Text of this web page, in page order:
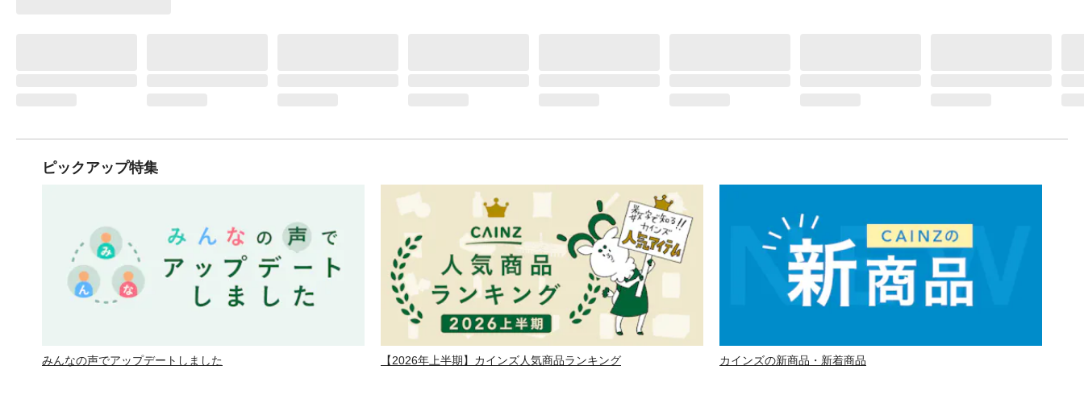
ピックアップ特集
みんなの声でアップデートしました 【2026年上半期】カインズ人気商品ランキング カインズの新商品・新着商品